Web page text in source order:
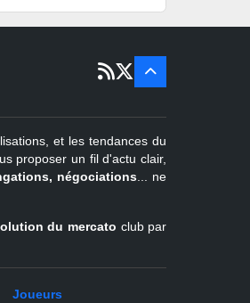
15 sept
sept
sept
juil -
31 août
et les tendances du
proposer un fil d'actu clair,
négociations... ne
du mercato club par
Joueurs